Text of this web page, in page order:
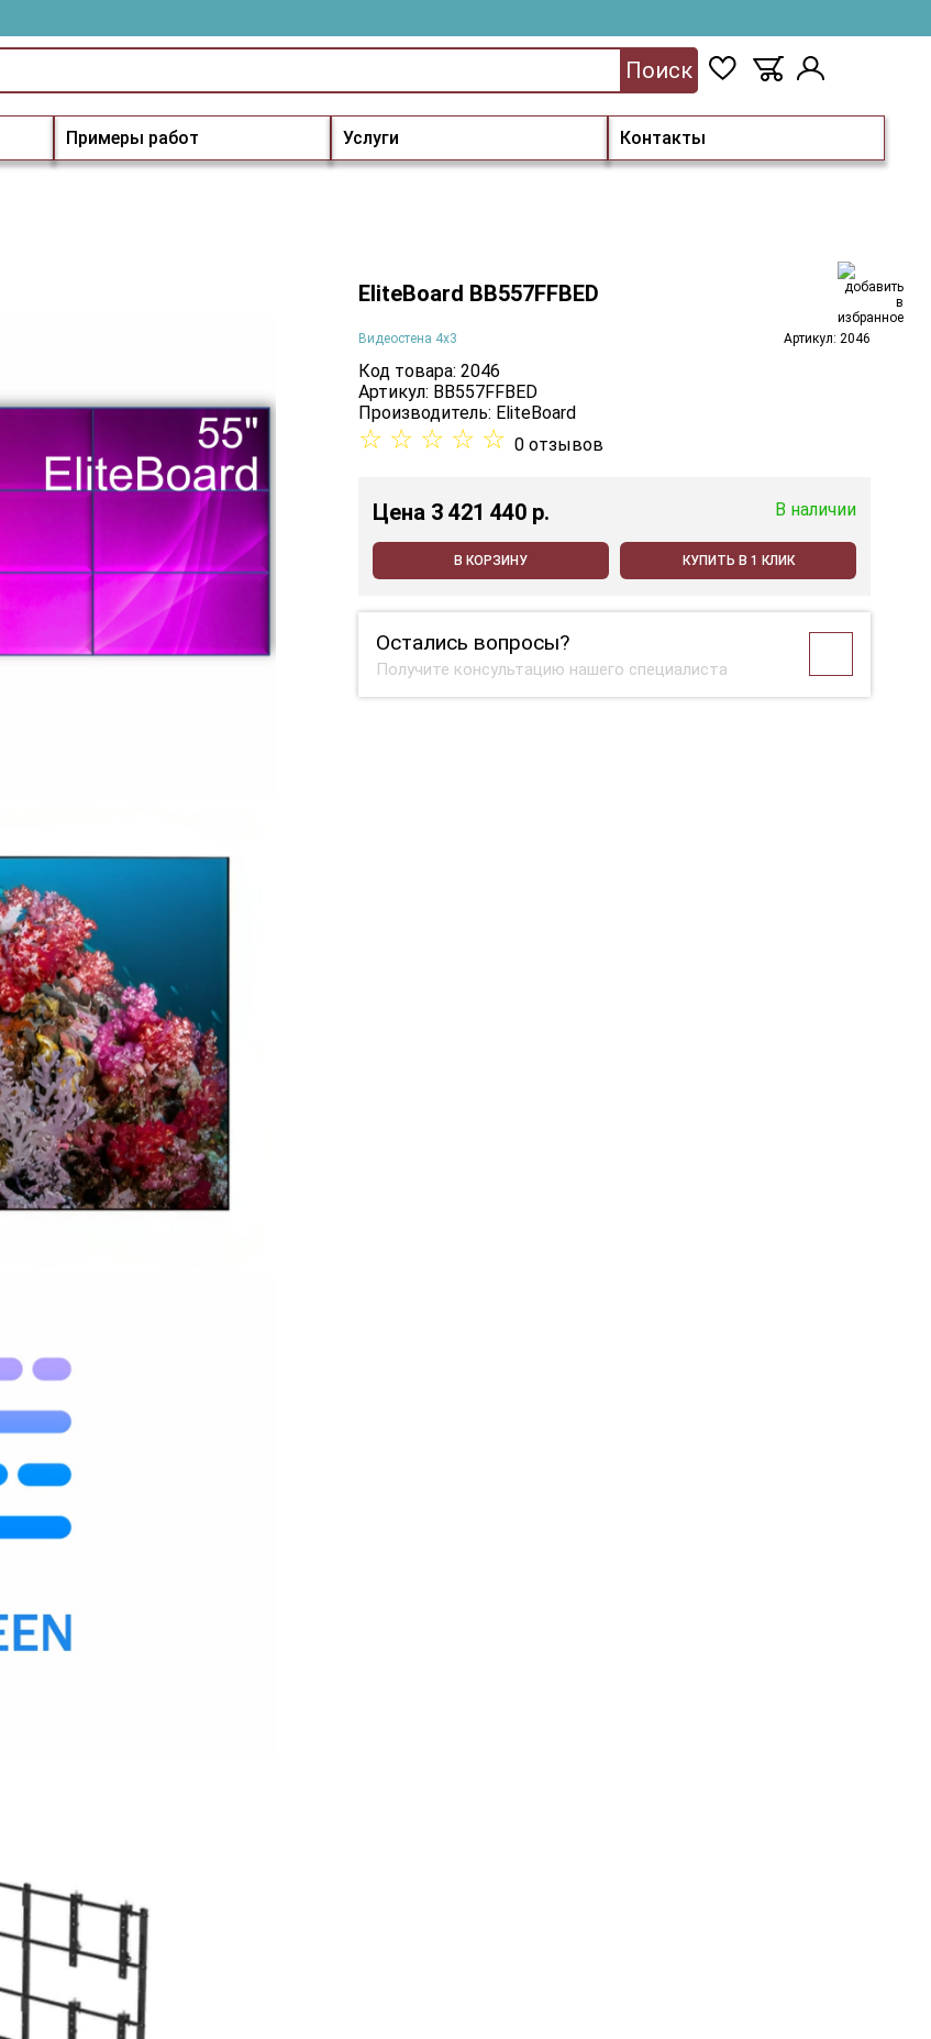
Примеры работ Услуги Контакты
Поиск
EliteBoard BB557FFBED
Видеостена 4х3 Артикул: 2046
Код товара: 2046
Артикул: BB557FFBED
Производитель: EliteBoard
☆ ☆ ☆ ☆ ☆ 0 отзывов
Цена 3 421 440 p. В наличии
В КОРЗИНУ КУПИТЬ В 1 КЛИК
Остались вопросы?
Получите консультацию нашего специалиста